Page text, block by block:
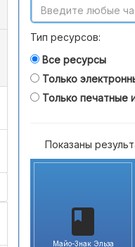
Тип ресурсов:
Все ресурсы
Только
Только печатные
Показаны
Майо-Знак Эльза